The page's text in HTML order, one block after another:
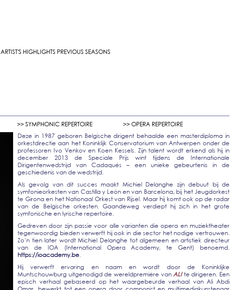
ARTIST'S HIGHLIGHTS PREVIOUS SEASONS
>> SYMPHONIC REPERTOIRE
>> OPERA REPERTOIRE
Deze in 1987 geboren Belgische dirigent behaalde een masterdiploma in
orkestdirectie aan het Koninklijk Conservatorium van Antwerpen onder de
professoren Ivo Venkov en Koen Kessels. Zijn talent wordt erkend als hij in
december 2013 de Speciale Prijs wint tijdens de Internationale
Dirigentenwedstrijd van Cadaqués – een unieke gebeurtenis in de
geschiedenis van de wedstrijd.
Als gevolg van dit succes maakt Michiel Delanghe zijn debuut bij de
symfonieorkesten van Castilla y León en van Barcelona, bij het Jeugdorkest
te Girona en het Nationaal Orkest van Rijsel. Maar hij komt ook op de radar
van de Belgische orkesten. Gaandeweg verdiept hij zich in het grote
symfonische en lyrische repertoire.
Gedreven door zijn passie voor alle varianten die opera en muziektheater
tegenwoordig bieden verwerft hij ook in die sector het nodige vertrouwen.
Zo’n tien later wordt Michiel Delanghe tot algemeen en artistiek directeur
van de IOA (International Opera Academy, te Gent) benoemd.
https://ioacademy.be
Hij verwerft ervaring en naam en wordt door de Koninklijke
Muntschouwburg uitgenodigd de wereldpremière van ALIte dirigeren. Een
episch verhaal gebaseerd op het waargebeurde verhaal van Ali Abdi